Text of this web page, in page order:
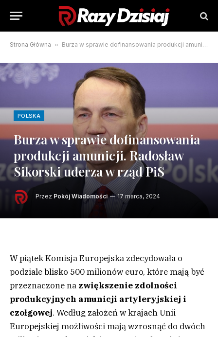
Strona Główna » Burza w sprawie dofinansowania produkcji amunicji. Radosław Sikorski uderza w rząd PiS
POLSKA
Burza w sprawie dofinansowania
produkcji amunicji. Radosław
Sikorski uderza w rząd PiS
Przez Pokój Wiadomości 17 marca, 2024
W piątek Komisja Europejska zdecydowała o
podziale blisko 500 milionów euro, które mają być
przeznaczone na zwiększenie zdolności
produkcyjnych amunicji artyleryjskiej i
czołgowej. Według założeń w krajach Unii
Europejskiej możliwości mają wzrosnąć do dwóch